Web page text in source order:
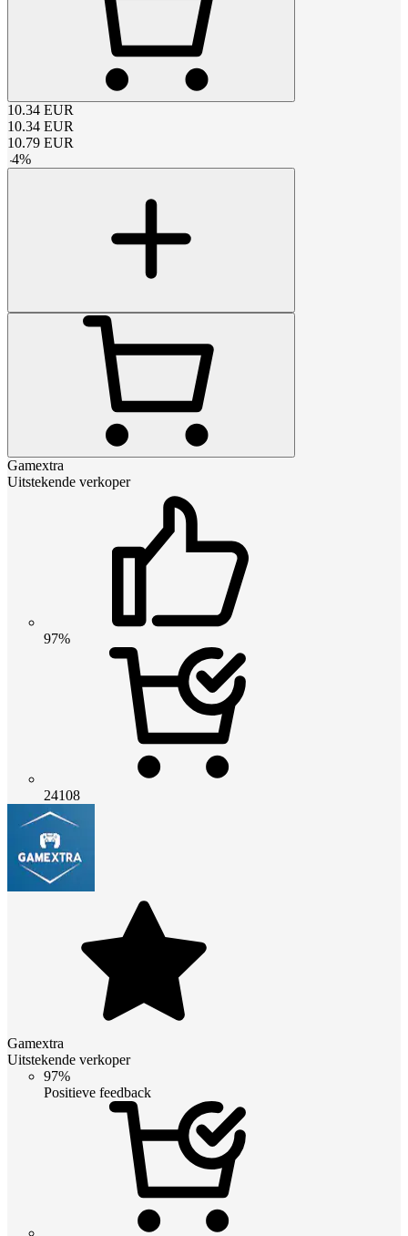
10.34 EUR
10.34 EUR
10.79 EUR
-4%
Gamextra
Uitstekende verkoper
97%
24108
Gamextra
Uitstekende verkoper
97%
Positieve feedback